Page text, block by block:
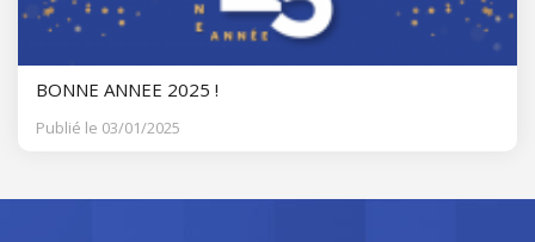
BONNE ANNEE 2025 !
Publié le 03/01/2025